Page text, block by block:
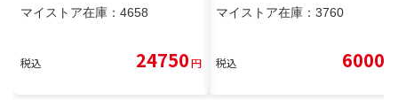
マイストア在庫： 4658
税込 24750円
マイストア在庫： 3760
税込 6000